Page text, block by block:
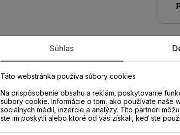
Súhlas
Táto webstránka používa súbory cookies
Na prispôsobenie obsahu a reklám, poskytovanie
súbory cookie. Informácie o tom, ako používate naše
sociálnych médií, inzercie a analýzy. Títo partneri
ste im poskytli alebo ktoré od vás získali, keď ste